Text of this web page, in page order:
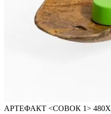
АРТЕФАКТ <СОВОК 1>